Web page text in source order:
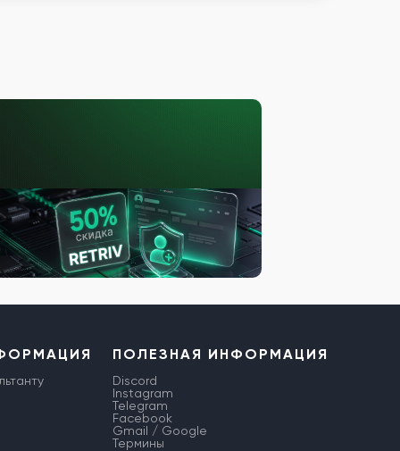
ПОЛЕЗНАЯ ИНФОРМАЦИЯ
Discord
Instagram
Telegram
Facebook
Gmail / Google
Термины